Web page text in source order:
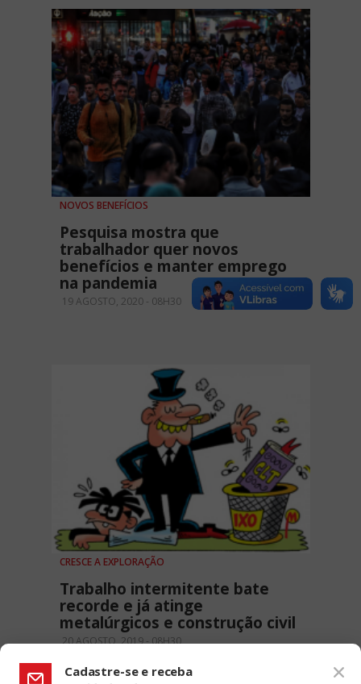
NOVOS BENEFÍCIOS
Pesquisa mostra que
trabalhador quer novos
benefícios e manter emprego
na pandemia
19 AGOSTO, 2020 - 08H30
CRESCE A EXPLORAÇÃO
Trabalho intermitente bate
recorde e já atinge
metalúrgicos e construção civil
20 AGOSTO, 2019 - 08H30
Cadastre-se e receba